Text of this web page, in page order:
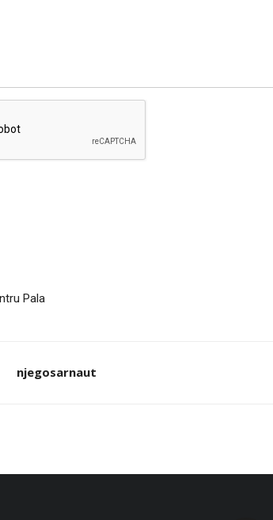
Pala
njegosarnaut